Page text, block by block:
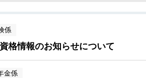
係
格情報のお知らせについて
金係